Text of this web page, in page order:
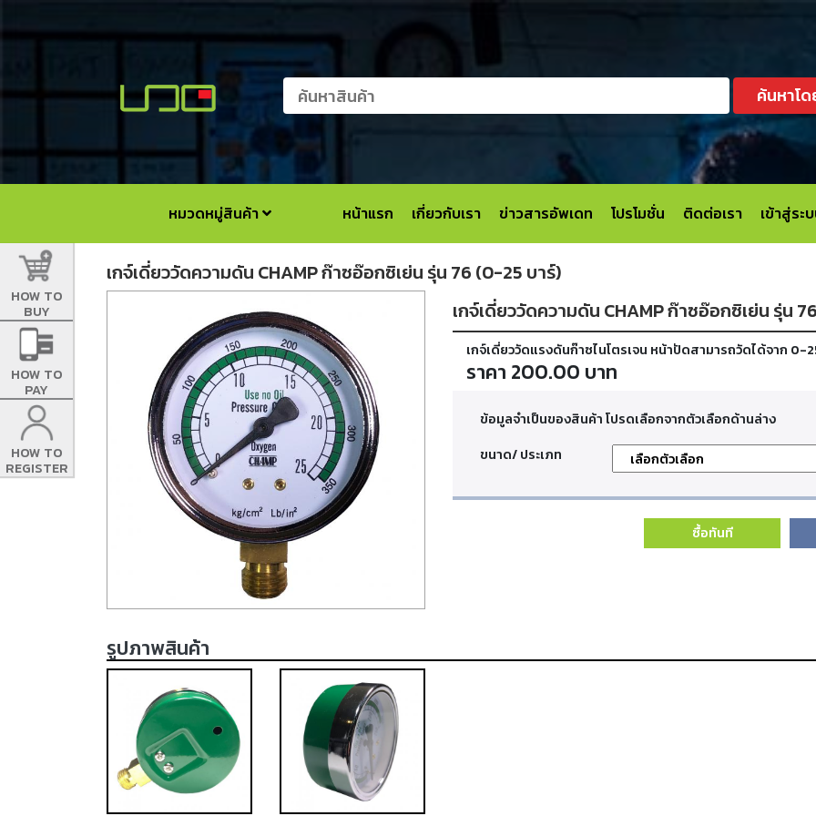
ค้นหาโ
หมวดหมู่สินค้า หน้าแรก เกี่ยวกับเรา ข่าวสารอัพเดท โปรโมชั่น ติดต่อเรา เข้าสู่ร
HOW TO
BUY
HOW TO
PAY
HOW TO
REGISTER
เกจ์เดี่ยววัดความดัน CHAMP ก๊าซอ๊อกซิเย่น รุ่น 76 (0-25 บาร์)
เกจ์เดี่ยววัดความดัน CHAMP ก๊าซอ๊อกซิเย่น รุ่น
เกจ์เดี่ยววัดแรงดันก๊าซไนโตรเจน หน้าปัดสามารถวัดได้จาก 0-
ราคา 200.00 บาท
ข้อมูลจำเป็นของสินค้า โปรดเลือกจากตัวเลือกด้านล่าง
ขนาด/ ประเภท
ซื้อทันที
รูปภาพสินค้า